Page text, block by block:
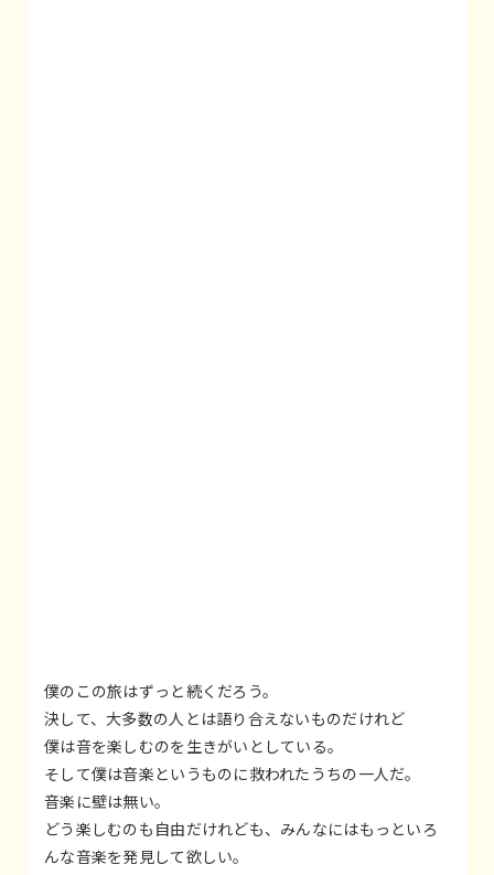
僕のこの旅はずっと続くだろう。
決して、大多数の人とは語り合えないものだけれど
僕は音を楽しむのを生きがいとしている。
そして僕は音楽というものに救われたうちの一人だ。
音楽に壁は無い。
どう楽しむのも自由だけれども、みんなにはもっといろ
んな音楽を発見して欲しい。